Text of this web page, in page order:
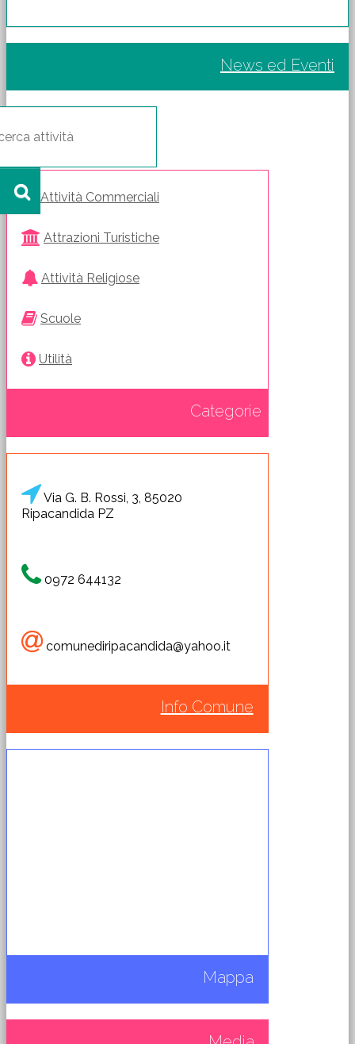
News ed Eventi
Attività Commerciali
Attrazioni Turistiche
Attività Religiose
Scuole
Utilità
Categorie
Via G. B. Rossi, 3, 85020
Ripacandida PZ
0972 644132
comunediripacandida@yahoo.it
Info Comune
Mappa